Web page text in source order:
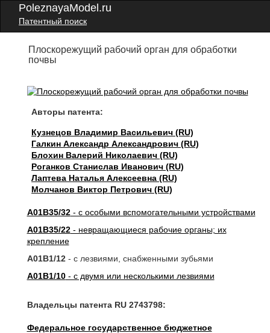
PoleznayaModel.ru
Патентный поиск
Плоскорежущий рабочий орган для обработки
почвы
Авторы патента:
Кузнецов Владимир Васильевич (RU)
Галкин Александр Александрович (RU)
Блохин Валерий Николаевич (RU)
Роганков Станислав Иванович (RU)
Лаптева Наталья Алексеевна (RU)
Молчанов Виктор Петрович (RU)
A01B35/32- с особыми вспомогательными устройствами
A01B35/22- невращающиеся рабочие органы; их
крепление
A01B1/12- с лезвиями, снабженными зубьями
A01B1/10- с двумя или несколькими лезвиями
Владельцы патента RU 2743798:
Федеральное государственное бюджетное